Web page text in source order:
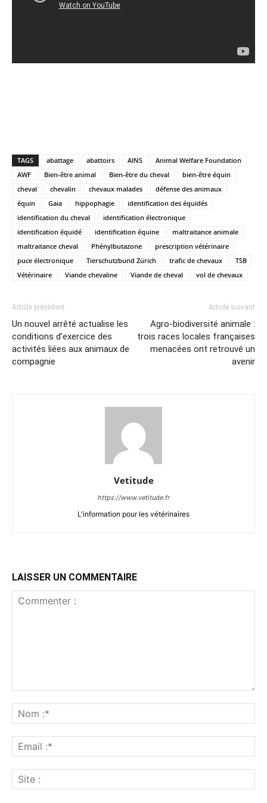
TAGS abattage abattoirs AINS
Animal Welfare Foundation
AWF
Bien-être animal Bien-être du cheval
bien-être équin
cheval
chevalin chevaux malades
défense des animaux
équin
Gaia hippophagie
identification des équidés
identification du cheval
identification électronique
identification équidé
identification équine
maltraitance animale
maltraitance cheval
Phénylbutazone
prescription vétérinaire
puce électronique
Tierschutzbund Zürich trafic de chevaux
TSB
Vétérinaire
Viande chevaline Viande de cheval vol de chevaux
Article précédent
Un nouvel arrêté actualise les
conditions d’exercice des
activités liées aux animaux de
compagnie
Article suivant
Agro-biodiversité animale :
trois races locales françaises
menacées ont retrouvé un
avenir
Vetitude
https://www.vetitude.fr
L'information pour les vétérinaires
LAISSER UN COMMENTAIRE